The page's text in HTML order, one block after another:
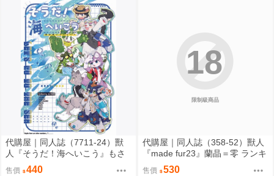
代購屋｜同人誌（7711-24）獸
人『そうだ！海へいこう』もさ
パラレルワールド
售價 440
限制級商品
18
代購屋｜同人誌（358-52）獸人
『made fur23』蘭晶＝零 ランキ
チ 096
售價 530